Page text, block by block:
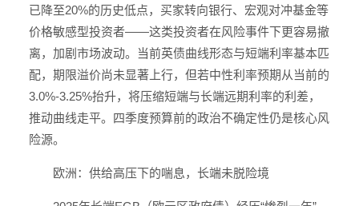
已降至20%的历史低点，买家转向银行、宏观对冲基金等
价格敏感型投资者——这类投资者在风险事件下更容易撤
离，加剧市场波动。当前英债曲线形态与短端利率基本匹
配，期限溢价尚未显著上行，但若中性利率预期从当前的
3.0%-3.25%抬升，将压缩短端与长端远期利率的利差，
推动曲线走平。四季度预算前的政治不确定性仍是核心风
险源。
欧洲：供给高压下的喘息，长端未脱险境